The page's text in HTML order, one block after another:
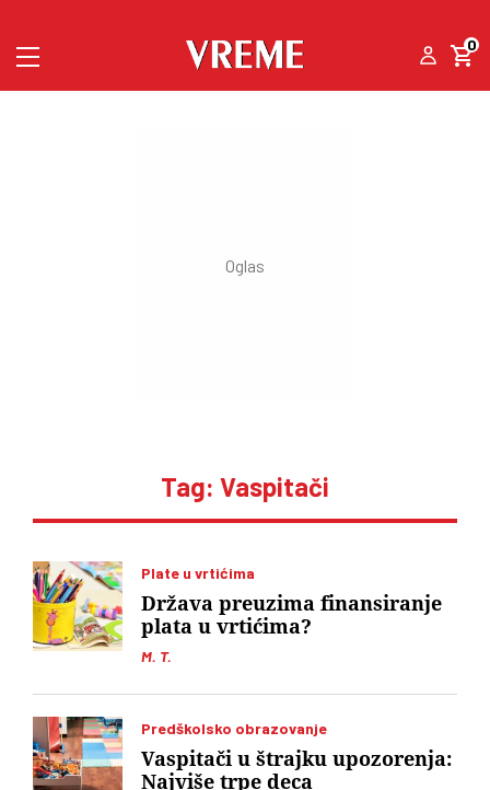
0
Tag: Vaspitači
Plate u vrtićima
M. T.
Država preuzima finansiranje
plata u vrtićima?
Predškolsko obrazovanje
Vaspitači u štrajku upozorenja:
Najviše trpe deca